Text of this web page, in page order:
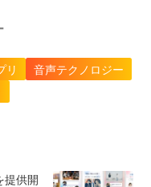
リ
音声テクノロジー
提供開